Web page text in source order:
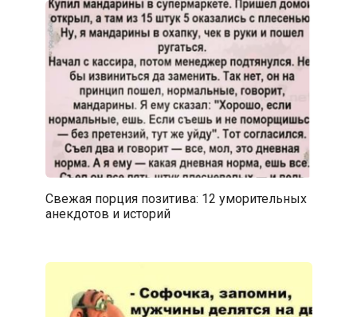
Свежая порция позитива: 12 уморительных
анекдотов и историй